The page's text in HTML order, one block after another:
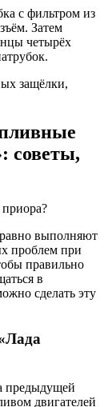
с фильтром из
Затем
четырёх
защёлки,
советы,
выполняют
проблем при
правильно
в
сделать эту
предыдущей
двигателей